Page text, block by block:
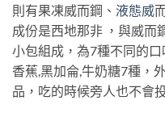
則有果凍威而鋼、 液態威
成份是西地那非 ，與威而
小包組成，為7種不同的
香蕉,黑加侖,牛奶糖7種，
品，吃的時候旁人也不會